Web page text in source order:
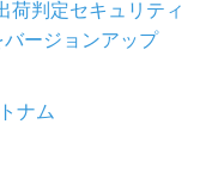
荷判定セキュリティ
ージョンアップ
ナム